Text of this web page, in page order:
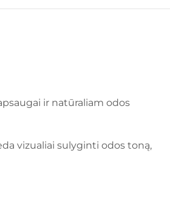
ir natūraliam odos
vizualiai sulyginti odos toną,